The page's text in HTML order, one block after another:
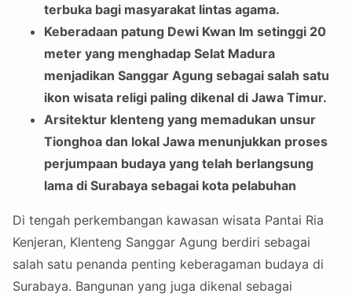
terbuka bagi masyarakat lintas agama.
Keberadaan patung Dewi Kwan Im setinggi 20
meter yang menghadap Selat Madura
menjadikan Sanggar Agung sebagai salah satu
ikon wisata religi paling dikenal di Jawa Timur.
Arsitektur klenteng yang memadukan unsur
Tionghoa dan lokal Jawa menunjukkan proses
perjumpaan budaya yang telah berlangsung
lama di Surabaya sebagai kota pelabuhan
Di tengah perkembangan kawasan wisata Pantai Ria
Kenjeran, Klenteng Sanggar Agung berdiri sebagai
salah satu penanda penting keberagaman budaya di
Surabaya. Bangunan yang juga dikenal sebagai